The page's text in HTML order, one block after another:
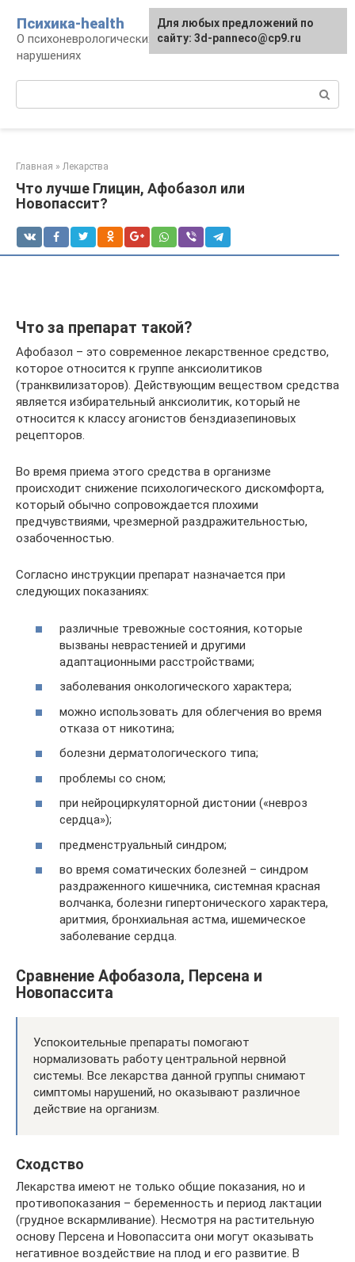
контенту
Психика-health
О психоневрологических патологиях и
нарушениях
Главная » Лекарства
Что лучше Глицин, Афобазол или
Новопассит?
Что за препарат такой?
Афобазол – это современное лекарственное средство,
которое относится к группе анксиолитиков
(транквилизаторов). Действующим веществом средства
является избирательный анксиолитик, который не
относится к классу агонистов бенздиазепиновых
рецепторов.
Во время приема этого средства в организме
происходит снижение психологического дискомфорта,
который обычно сопровождается плохими
предчувствиями, чрезмерной раздражительностью,
озабоченностью.
Согласно инструкции препарат назначается при
следующих показаниях:
различные тревожные состояния, которые
вызваны неврастенией и другими
адаптационными расстройствами;
заболевания онкологического характера;
можно использовать для облегчения во время
отказа от никотина;
болезни дерматологического типа;
проблемы со сном;
при нейроциркуляторной дистонии («невроз
сердца»);
предменструальный синдром;
во время соматических болезней – синдром
раздраженного кишечника, системная красная
волчанка, болезни гипертонического характера,
аритмия, бронхиальная астма, ишемическое
заболевание сердца.
Сравнение Афобазола, Персена и
Новопассита
Успокоительные препараты помогают
нормализовать работу центральной нервной
системы. Все лекарства данной группы снимают
симптомы нарушений, но оказывают различное
действие на организм.
Сходство
Лекарства имеют не только общие показания, но и
противопоказания – беременность и период лактации
(грудное вскармливание). Несмотря на растительную
основу Персена и Новопассита они могут оказывать
негативное воздействие на плод и его развитие. В
Для любых предложений по
сайту: 3d-panneco@cp9.ru